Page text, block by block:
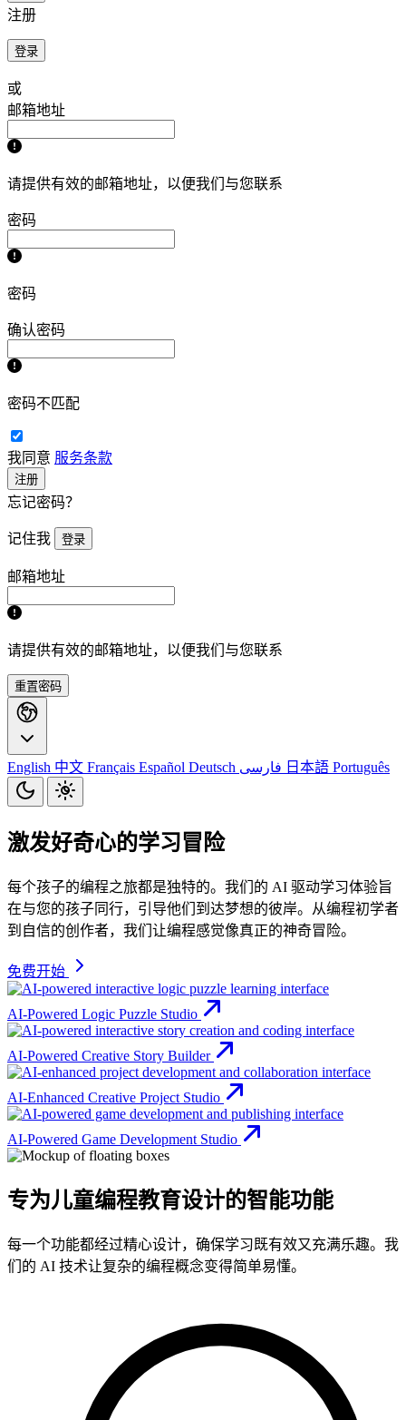
注册
登录
或
邮箱地址
请提供有效的邮箱地址，以便我们与您联系
密码
密码
确认密码
密码不匹配
我同意 服务条款
注册
忘记密码？
记住我 登录
邮箱地址
请提供有效的邮箱地址，以便我们与您联系
重置密码
English 中文 Français Español Deutsch 日本語 Português
激发好奇心的学习冒险
每个孩子的编程之旅都是独特的。我们的 AI 驱动学习体验旨
在与您的孩子同行，引导他们到达梦想的彼岸。从编程初学者
到自信的创作者，我们让编程感觉像真正的神奇冒险。
免费开始
AI-Powered Logic Puzzle Studio
AI-Powered Creative Story Builder
AI-Enhanced Creative Project Studio
AI-Powered Game Development Studio
专为儿童编程教育设计的智能功能
每一个功能都经过精心设计，确保学习既有效又充满乐趣。我
们的 AI 技术让复杂的编程概念变得简单易懂。